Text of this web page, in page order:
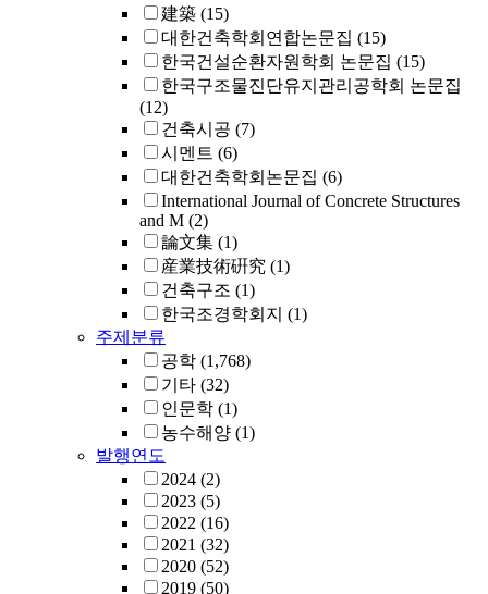
建築 (15)
대한건축학회연합논문집 (15)
한국건설순환자원학회 논문집 (15)
한국구조물진단유지관리공학회 논문집
(12)
건축시공 (7)
시멘트 (6)
대한건축학회논문집 (6)
International Journal of Concrete Structures
and M (2)
論文集 (1)
産業技術硏究 (1)
건축구조 (1)
한국조경학회지 (1)
주제분류
공학 (1,768)
기타 (32)
인문학 (1)
농수해양 (1)
발행연도
2024 (2)
2023 (5)
2022 (16)
2021 (32)
2020 (52)
2019 (50)